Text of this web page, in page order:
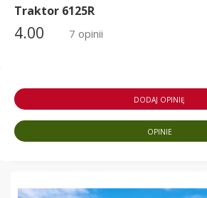
Traktor 6125R
4.00 7 opinii
DODAJ OPINIĘ
OPINIE